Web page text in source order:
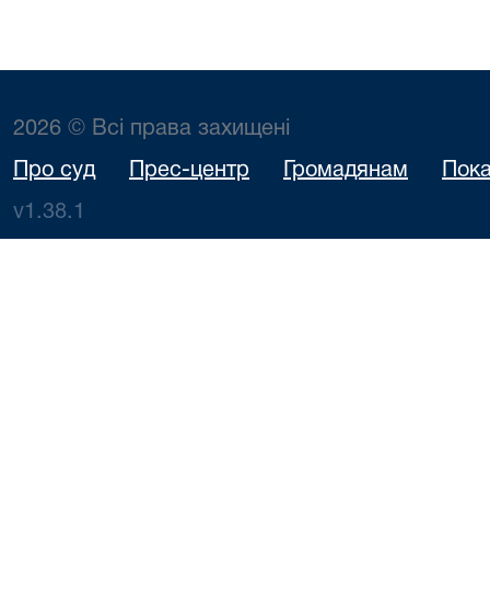
2026 © Всі права захищені
Про суд Прес-центр Громадянам
v1.38.1